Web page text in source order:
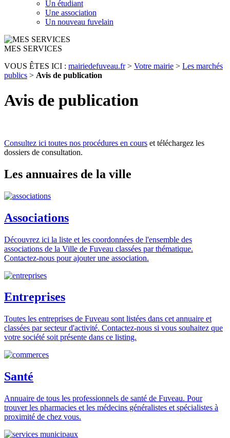
Un étudiant
Une association
Un nouveau fuvelain
MES SERVICES
VOUS ÊTES ICI : mairiedefuveau.fr> Votre mairie > Les marchés
publics > Avis de publication
Avis de publication
Consultez ici toutes nos procédures en cours et téléchargez les
dossiers de consultation.
Les annuaires de la ville
Associations
Découvrez ici la liste et les coordonnées de l'ensemble des
associations de la Ville de Fuveau classées par thématique.
Contactez-nous pour ajouter une association.
Entreprises
Toutes les entreprises de Fuveau sont listées dans cet annuaire et
classées par secteur d'activité. Contactez-nous si vous souhaitez que
votre société soit présente dans ce listing.
Santé
Annuaire de tous les professionnels de santé de Fuveau. Pour
trouver les pharmacies et les médecins généralistes et spécialistes à
proximité de chez vous.